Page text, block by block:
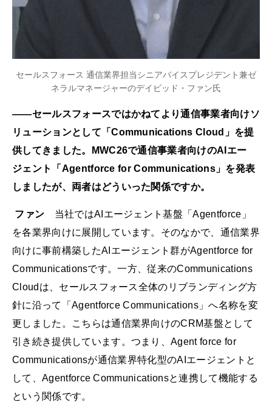
セールスフォース 通信業界担当シニアバイスプレジデント兼ゼ
ネラルマネージャーのデイビッド・ファン氏
——セールスフォースではかねてより通信事業者向けソ
リューションとして「Communications Cloud」を提
供してきました。MWC26で通信事業者向けのAIエー
ジェント「Agentforce for Communications」を発表
しましたが、両者はどういった関係ですか。
ファン 当社ではAIエージェント基盤「Agentforce」
を各業界向けに展開しています。そのなかで、通信業界
向けに事前構築したAIエージェント群がAgentforce for
Communicationsです。一方、従来のCommunications
Cloudは、セールスフォース全体のリブランディング方
針に沿って「Agentforce Communications」へ名称を変
更しました。こちらは通信業界向けのCRM基盤として
引き続き提供しています。つまり、Agent force for
Communicationsが通信業界特化型のAIエージェントと
して、Agentforce Communicationsと連携して機能する
という関係です。